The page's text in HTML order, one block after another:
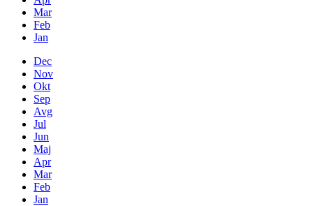
Mar
Feb
Jan
Dec
Nov
Okt
Sep
Avg
Jul
Jun
Maj
Apr
Mar
Feb
Jan